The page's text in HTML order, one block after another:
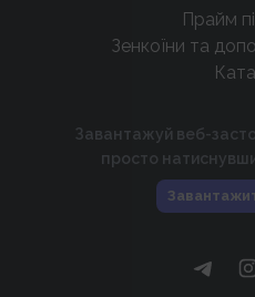
Прайм
Зенкоїни та
Завантажуй веб-
просто